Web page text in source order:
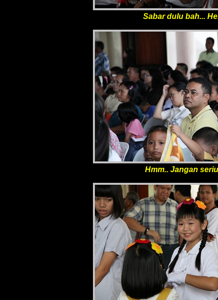
Sabar dulu bah...
Hmm.. Jangan